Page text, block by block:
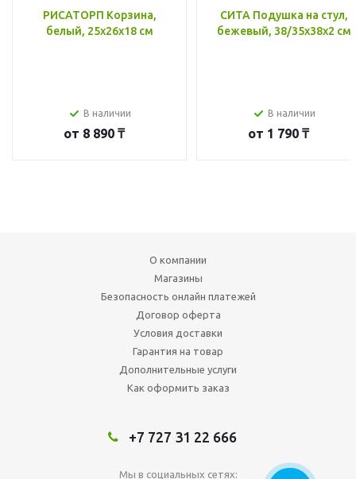
РИСАТОРП Корзина,
белый, 25x26x18 см
В наличии
от 8 890 ₸
СИТА Подушка на стул,
бежевый, 38/35x38x2 см
В наличии
от 1 790 ₸
О компании
Магазины
Безопасность онлайн платежей
Договор оферта
Условия доставки
Гарантия на товар
Дополнительные услуги
Как оформить заказ
+7 727 31 22 666
Мы в социальных сетях: